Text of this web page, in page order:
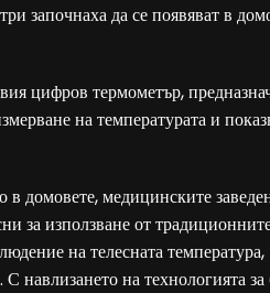
започнаха да се появяват в
цифров термометър,
на температурата и
в домовете, медицинските
за използване от
на телесната температура,
С навлизането на технологията